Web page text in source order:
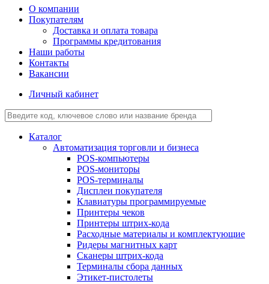
О компании
Покупателям
Доставка и оплата товара
Программы кредитования
Наши работы
Контакты
Вакансии
Личный кабинет
Каталог
Автоматизация торговли и бизнеса
POS-компьютеры
POS-мониторы
POS-терминалы
Дисплеи покупателя
Клавиатуры программируемые
Принтеры чеков
Принтеры штрих-кода
Расходные материалы и комплектующие
Ридеры магнитных карт
Сканеры штрих-кода
Терминалы сбора данных
Этикет-пистолеты